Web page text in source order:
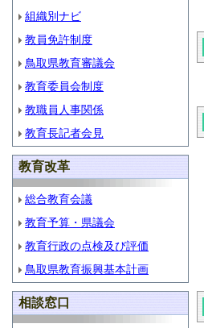
組織別ナビ
教員免許制度
鳥取県教育審議会
教育委員会制度
教職員人事関係
教育長記者会見
教育改革
総合教育会議
教育予算・県議会
教育行政の点検及び評価
鳥取県教育振興基本計画
相談窓口